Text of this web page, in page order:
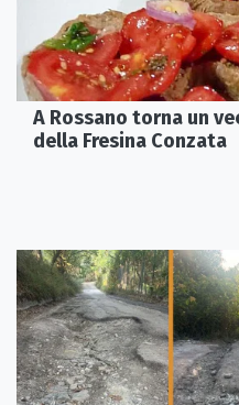
A Rossano torna un
della Fresina Conzata